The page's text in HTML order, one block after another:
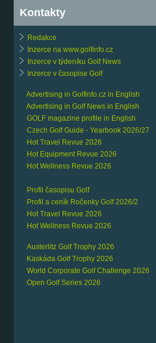
Kontakty
Redakce
Inzerce na www.golfinfo.cz
Inzerce v týdeníku Golf News
Inzerce v časopise Golf
Advertising in Golfinfo.cz in English
Advertising in Golf News in English
GOLF magazine profile in English
Czech Golf Guide - Yearbook 2026/27
Hot Travel Revue 2026
Hot Equipment Revue 2026
Hot Wellness Revue 2026
Profil časopisu Golf
Profil a ceník Ročenky Golf 2026/2
Hot Travel Revue 2026
Hot Wellness Revue 2026
Austerlitz Golf Trophy 2026
Kaskáda Golf Trophy 2026
World Corporate Golf Challenge 2026
Open Golf Series 2026